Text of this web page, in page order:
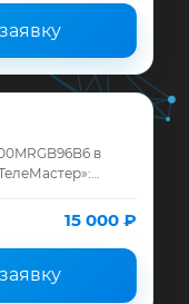
в
месяцев.15 000 ₽